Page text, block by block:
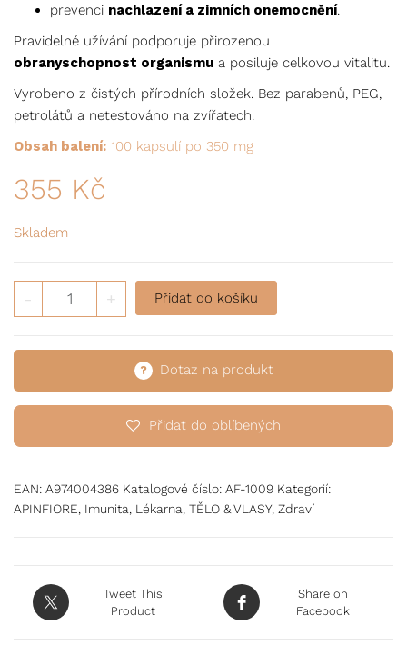
prevenci nachlazení a zimních onemocnění.
Pravidelné užívání podporuje přirozenou
obranyschopnost organismu a posiluje celkovou vitalitu.
Vyrobeno z čistých přírodních složek. Bez parabenů, PEG,
petrolátů a netestováno na zvířatech.
Obsah balení: 100 kapsulí po 350 mg
355 Kč
Skladem
- Propolisové tablety množství
+ Přidat do košíku
Dotaz na produkt
Přidat do oblíbených
EAN: A974004386 Katalogové číslo: AF-1009 Kategorií:
APINFIORE Imunita Lékarna TĚLO & VLASY Zdraví
Tweet This
Product
Share on
Facebook